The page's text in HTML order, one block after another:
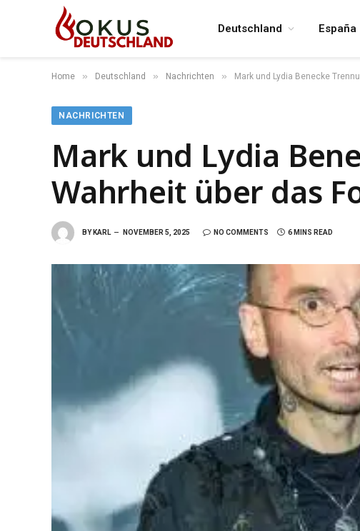
Deutschland España
Home » Deutschland » Nachrichten » Mark und Lydia Benecke
NACHRICHTEN
Mark und Lydia
Wahrheit über das
BY KARL NOVEMBER 5, 2025 NO COMMENTS 6 MINS READ